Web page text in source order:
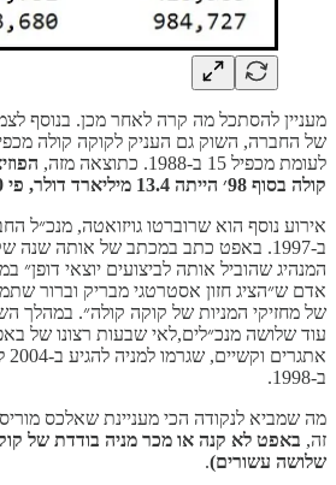
מעניין להסתכל מה קרה לאחר מכן. בנוסף
לעומת מכפיל 15 ב-1988. כתוצאה מזה,
קולה בסוף 98׳ הייתה 13.4 מיליארד דולר, פי 10 מבסיס העלות.
ב-1997. באפט כתב במכתב של אותה
אדם ש״הציג חזון אסטרטגי מבריק וברור
של מחזיקי המניות של קוקה קולה״. במהלך
עוד שלושה מנכ״לים,לאי שבעות רצונו של
ב-1998.
מה שמביא לנקודה הכי מעניינת שאלכס
זה,
שלושה עשורים).